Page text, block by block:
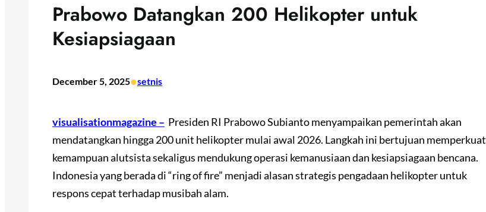
Prabowo Datangkan 200 Helikopter untuk
Kesiapsiagaan
December 5, 2025•setnis
visualisationmagazine – Presiden RI Prabowo Subianto menyampaikan pemerintah akan
mendatangkan hingga 200 unit helikopter mulai awal 2026. Langkah ini bertujuan memperkuat
kemampuan alutsista sekaligus mendukung operasi kemanusiaan dan kesiapsiagaan bencana.
Indonesia yang berada di “ring of fire” menjadi alasan strategis pengadaan helikopter untuk
respons cepat terhadap musibah alam.